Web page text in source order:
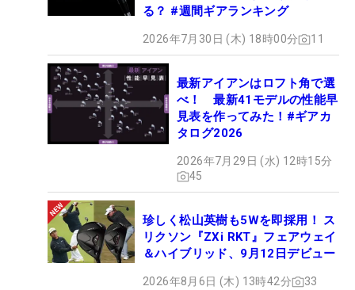
る？ #週間ギアランキング
2026年7月30日 (木) 18時00分 11
最新アイアンはロフト角で選
べ！ 最新41モデルの性能早
見表を作ってみた！#ギアカ
タログ2026
2026年7月29日 (水) 12時15分
45
珍しく松山英樹も5Wを即採用！ ス
リクソン『ZXi RKT』フェアウェイ
＆ハイブリッド、9月12日デビュー
2026年8月6日 (木) 13時42分 33